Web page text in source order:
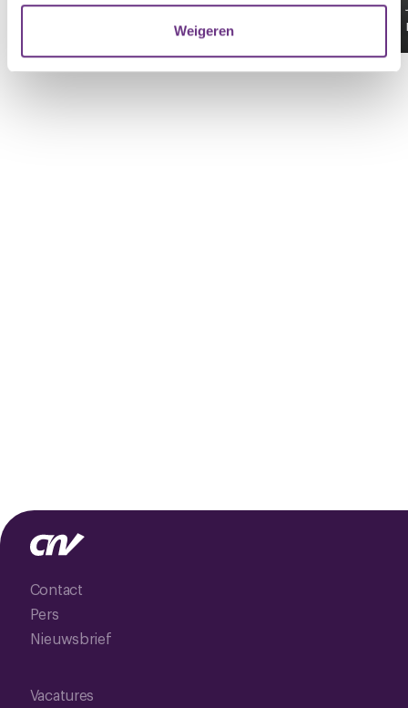
verzameld op basis van uw gebruik van hun services.
U kunt uw toestemming op elk moment wijzigen of
Weigeren
Van 30 april tot en met 13 mei 2026 vinden de
verkiezingen plaats...
Contact
Pers
Nieuwsbrief
Vacatures